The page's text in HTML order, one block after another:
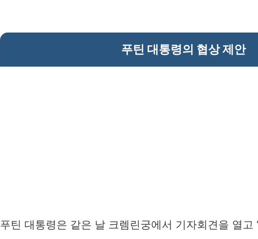
푸틴 대통령의 협상 제안
푸틴 대통령은 같은 날 크렘린궁에서 기자회견을 열고